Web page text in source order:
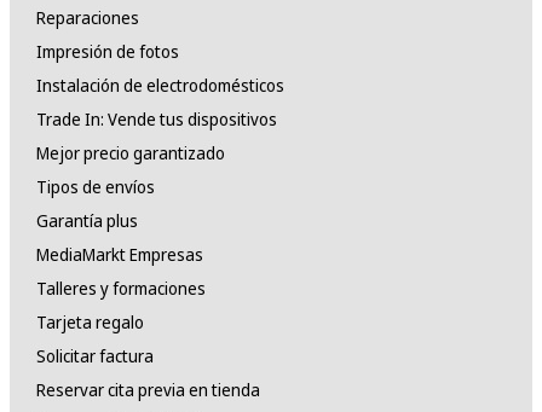
Reparaciones
Impresión de fotos
Instalación de electrodomésticos
Trade In: Vende tus dispositivos
Mejor precio garantizado
Tipos de envíos
Garantía plus
MediaMarkt Empresas
Talleres y formaciones
Tarjeta regalo
Solicitar factura
Reservar cita previa en tienda